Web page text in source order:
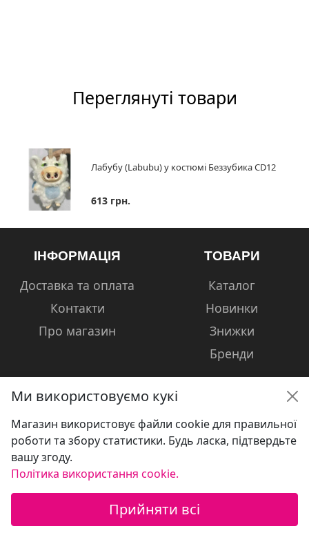
Переглянуті товари
Лабубу (Labubu) у костюмі Беззубика CD12
613 грн.
ІНФОРМАЦІЯ
Доставка та оплата
Контакти
Про магазин
ТОВАРИ
Каталог
Новинки
Знижки
Бренди
КОНТАКТИ
Україна, м. Харків, вул. Сумська, 124
Ми використовуємо кукі
Магазин використовує файли cookie для правильної
роботи та збору статистики. Будь ласка, підтвердьте
вашу згоду.
Політика використання cookie.
Прийняти всі